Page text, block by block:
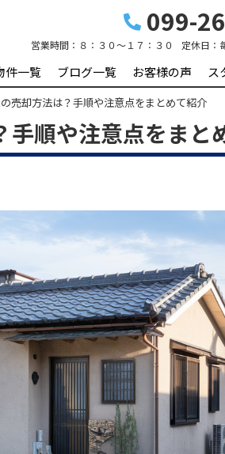
099-
営業時間： ８：３０～１７：３０ 定休日：
件一覧 ブログ一覧 お客様の声 ス
売却方法は？手順や注意点をまとめて紹介
順や注意点をまと